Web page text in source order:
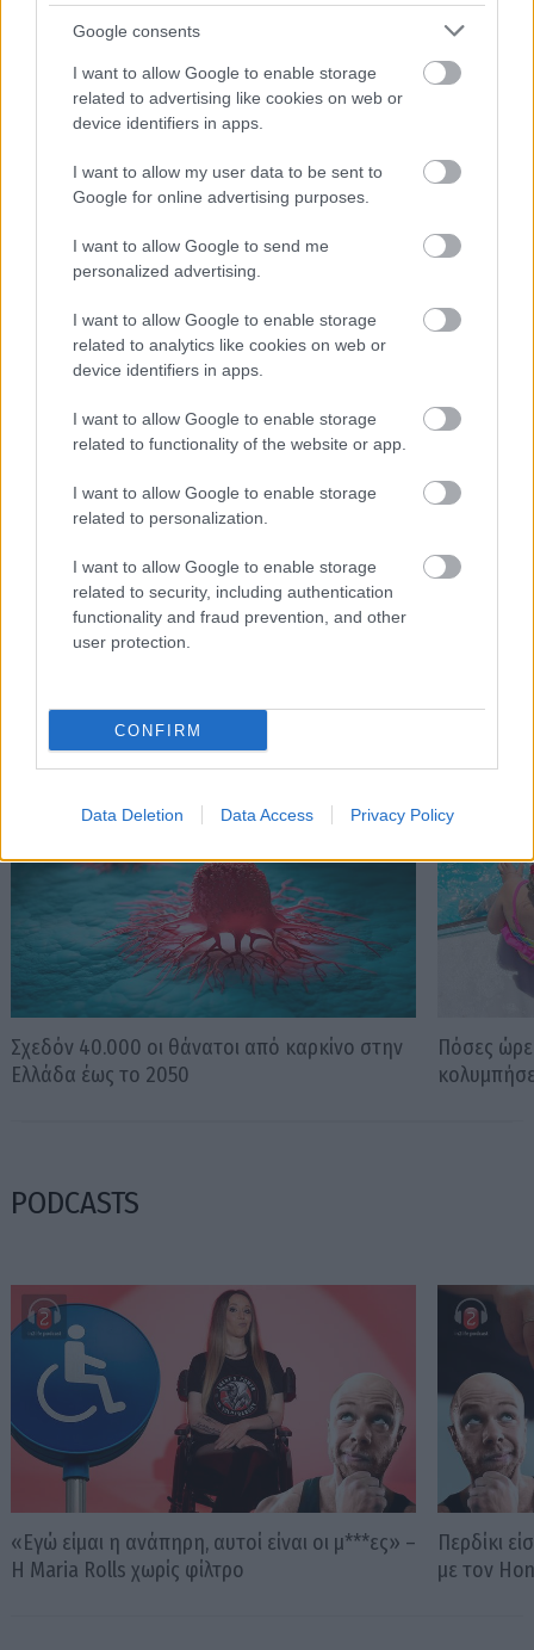
Google consents
I want to allow Google to enable storage
related to advertising like cookies on web or
device identifiers in apps.
I want to allow my user data to be sent to
Google for online advertising purposes.
I want to allow Google to send me
personalized advertising.
I want to allow Google to enable storage
related to analytics like cookies on web or
device identifiers in apps.
I want to allow Google to enable storage
related to functionality of the website or app.
I want to allow Google to enable storage
related to personalization.
I want to allow Google to enable storage
related to security, including authentication
functionality and fraud prevention, and other
user protection.
CONFIRM
Data Deletion Data Access Privacy Policy
Διαβάστε επίσης
Σχεδόν 40.000 οι θάνατοι από καρκίνο στην
Ελλάδα έως το 2050
Πόσες
PODCASTS
«Εγώ είμαι η ανάπηρη, αυτοί είναι οι μ***ες» –
Η Maria Rolls χωρίς φίλτρο
Περδίκι
με τον